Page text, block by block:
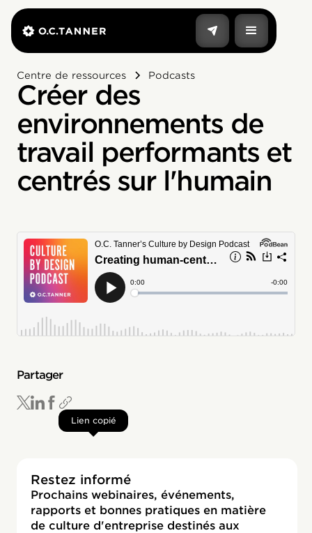
Centre de ressources Podcasts
Créer des
environnements de
travail performants et
centrés sur l'humain
Partager
Lien copié
Restez informé
Prochains webinaires, événements,
rapports et bonnes pratiques en matière
de culture d'entreprise destinés aux